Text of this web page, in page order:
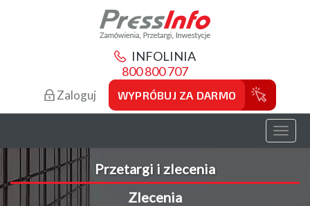
INFOLINIA
800 800 707
Zaloguj WYPRÓBUJ ZA DARMO
Toggle
Przetargi i zlecenia
Zlecenia